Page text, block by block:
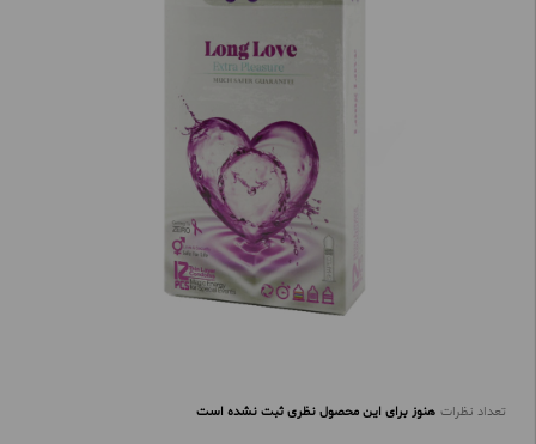
تعداد نظرات هنوز برای این محصول نظری ثبت نشده است